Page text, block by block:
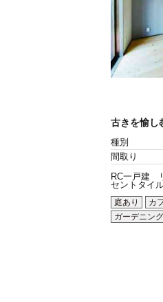
古きを愉し
種別
間取り
RC一戸建
セントタイ
庭あり
カ
ガーデニング